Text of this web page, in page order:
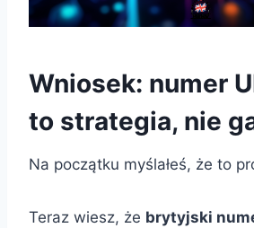
Wniosek: numer
to strategia, nie
Na początku myślałeś, że to
Teraz wiesz, że brytyjski